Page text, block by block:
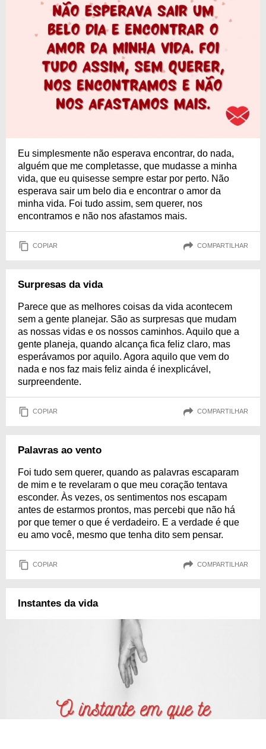
Eu simplesmente não esperava encontrar, do nada,
alguém que me completasse, que mudasse a minha
vida, que eu quisesse sempre estar por perto. Não
esperava sair um belo dia e encontrar o amor da
minha vida. Foi tudo assim, sem querer, nos
encontramos e não nos afastamos mais.
COPIAR COMPARTILHAR
Surpresas da vida
Parece que as melhores coisas da vida acontecem
sem a gente planejar. São as surpresas que mudam
as nossas vidas e os nossos caminhos. Aquilo que a
gente planeja, quando alcança fica feliz claro, mas
esperávamos por aquilo. Agora aquilo que vem do
nada e nos faz mais feliz ainda é inexplicável,
surpreendente.
COPIAR COMPARTILHAR
Palavras ao vento
Foi tudo sem querer, quando as palavras escaparam
de mim e te revelaram o que meu coração tentava
esconder. Às vezes, os sentimentos nos escapam
antes de estarmos prontos, mas percebi que não há
por que temer o que é verdadeiro. E a verdade é que
eu amo você, mesmo que tenha dito sem pensar.
COPIAR COMPARTILHAR
Instantes da vida